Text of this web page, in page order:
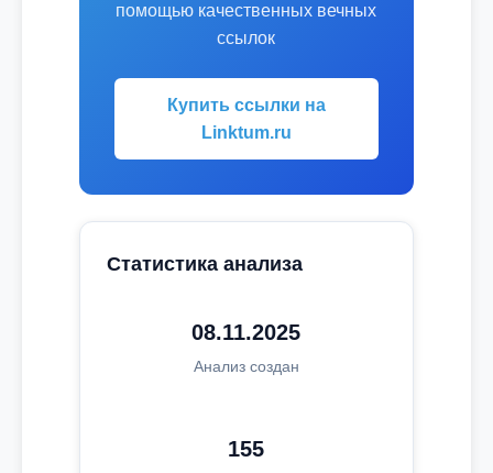
помощью качественных вечных
ссылок
Купить ссылки на
Linktum.ru
Статистика анализа
08.11.2025
Анализ создан
155